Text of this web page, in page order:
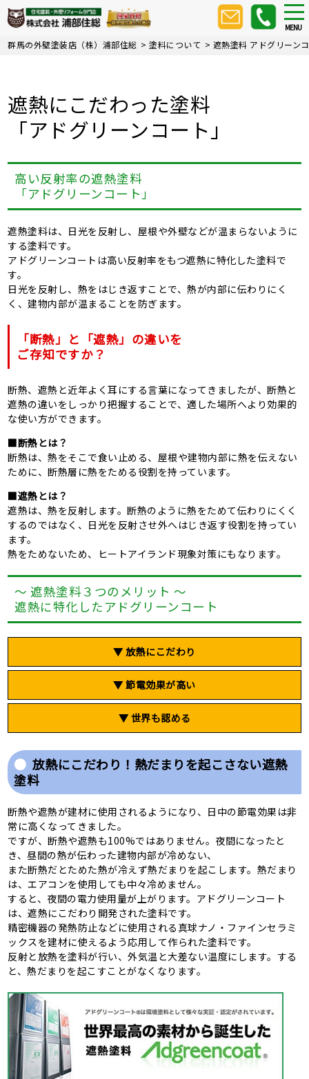
Skip
to
content
MENU
群馬の外壁塗装店（株）浦部住総 >塗料について > 遮熱塗料 アドグリーン
遮熱にこだわった塗料
「アドグリーンコート」
高い反射率の遮熱塗料
「アドグリーンコート」
遮熱塗料は、日光を反射し、屋根や外壁などが温まらないように
する塗料です。
アドグリーンコートは高い反射率をもつ遮熱に特化した塗料で
す。
日光を反射し、熱をはじき返すことで、熱が内部に伝わりにく
く、建物内部が温まることを防ぎます。
「断熱」と「遮熱」の違いを
ご存知ですか？
断熱、遮熱と近年よく耳にする言葉になってきましたが、断熱と
遮熱の違いをしっかり把握することで、適した場所へより効果的
な使い方ができます。
■断熱とは？
断熱は、熱をそこで食い止める、屋根や建物内部に熱を伝えない
ために、断熱層に熱をためる役割を持っています。
■遮熱とは？
遮熱は、熱を反射します。断熱のように熱をためて伝わりにくく
するのではなく、日光を反射させ外へはじき返す役割を持ってい
ます。
熱をためないため、ヒートアイランド現象対策にもなります。
～ 遮熱塗料３つのメリット ～
遮熱に特化したアドグリーンコート
▼ 放熱にこだわり
▼ 節電効果が高い
▼ 世界も認める
放熱にこだわり！熱だまりを起こさない遮熱
塗料
断熱や遮熱が建材に使用されるようになり、日中の節電効果は非
常に高くなってきました。
ですが、断熱や遮熱も100%ではありません。夜間になったと
き、昼間の熱が伝わった建物内部が冷めない、
また断熱だとためた熱が冷えず熱だまりを起こします。熱だまり
は、エアコンを使用しても中々冷めません。
すると、夜間の電力使用量が上がります。アドグリーンコート
は、遮熱にこだわり開発された塗料です。
精密機器の発熱防止などに使用される真球ナノ・ファインセラミ
ックスを建材に使えるよう応用して作られた塗料です。
反射と放熱を塗料が行い、外気温と大差ない温度にします。する
と、熱だまりを起こすことがなくなります。